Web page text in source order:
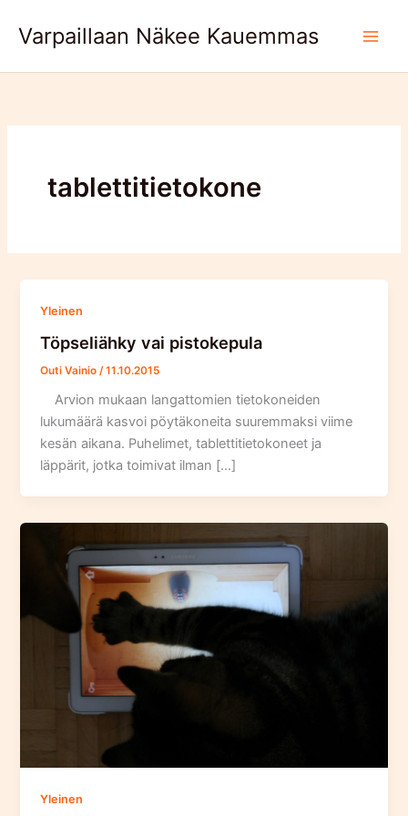
Varpaillaan Näkee Kauemmas
tablettitietokone
Yleinen
Töpseliähky vai pistokepula
Outi Vainio /11.10.2015
Arvion mukaan langattomien tietokoneiden
lukumäärä kasvoi pöytäkoneita suuremmaksi viime
kesän aikana. Puhelimet, tablettitietokoneet ja
läppärit, jotka toimivat ilman […]
Yleinen